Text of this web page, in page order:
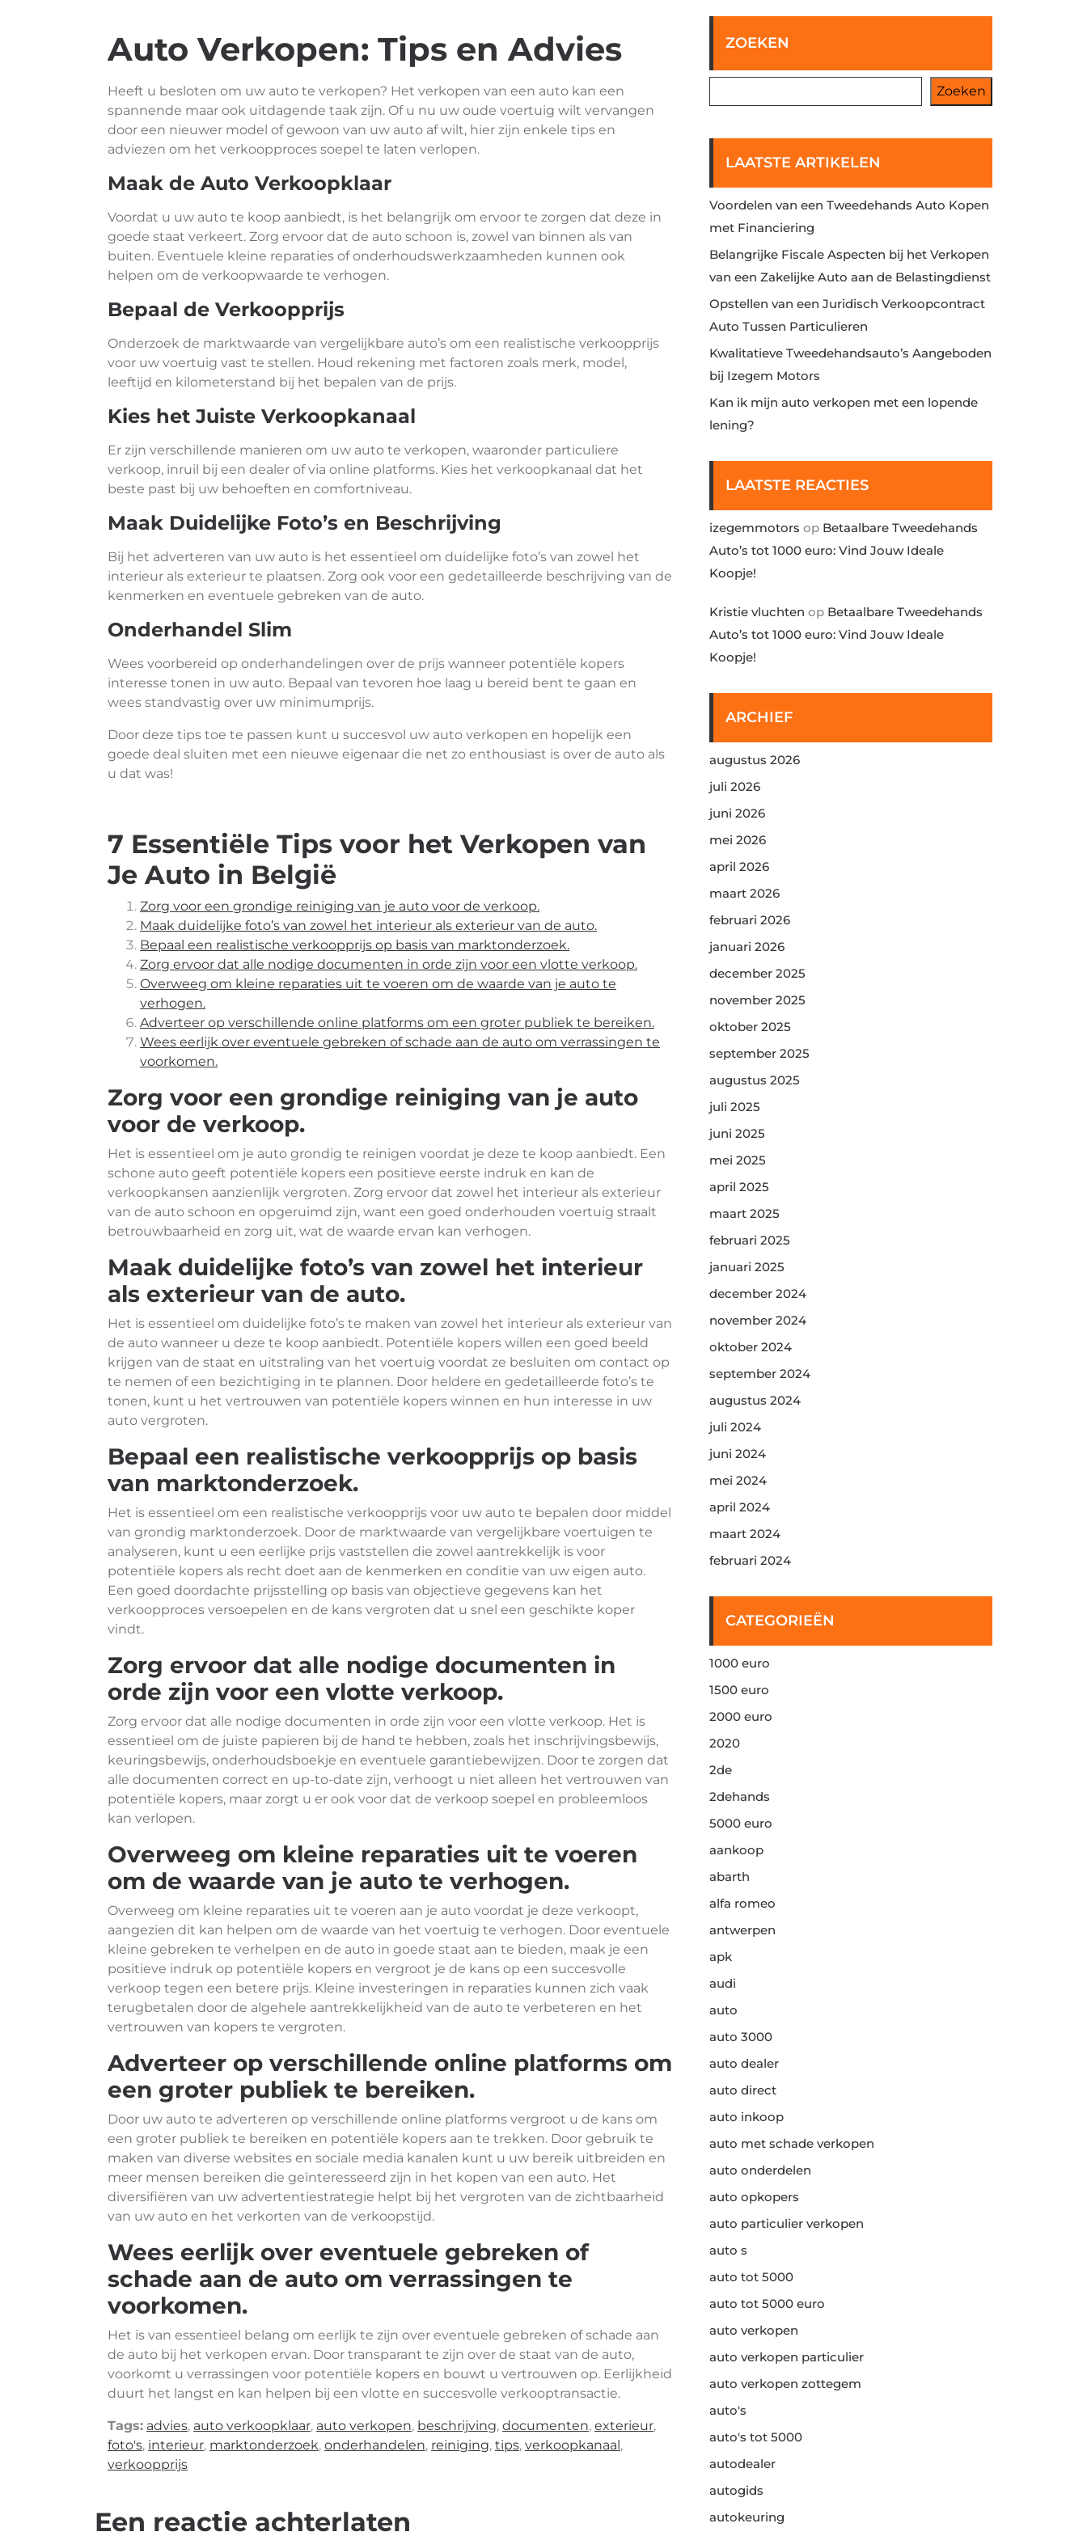
Auto Verkopen: Tips en Advies
Heeft u besloten om uw auto te verkopen? Het verkopen van een auto kan een
spannende maar ook uitdagende taak zijn. Of u nu uw oude voertuig wilt vervangen
door een nieuwer model of gewoon van uw auto af wilt, hier zijn enkele tips en
adviezen om het verkoopproces soepel te laten verlopen.
Maak de Auto Verkoopklaar
Voordat u uw auto te koop aanbiedt, is het belangrijk om ervoor te zorgen dat deze in
goede staat verkeert. Zorg ervoor dat de auto schoon is, zowel van binnen als van
buiten. Eventuele kleine reparaties of onderhoudswerkzaamheden kunnen ook
helpen om de verkoopwaarde te verhogen.
Bepaal de Verkoopprijs
Onderzoek de marktwaarde van vergelijkbare auto’s om een realistische verkoopprijs
voor uw voertuig vast te stellen. Houd rekening met factoren zoals merk, model,
leeftijd en kilometerstand bij het bepalen van de prijs.
Kies het Juiste Verkoopkanaal
Er zijn verschillende manieren om uw auto te verkopen, waaronder particuliere
verkoop, inruil bij een dealer of via online platforms. Kies het verkoopkanaal dat het
beste past bij uw behoeften en comfortniveau.
Maak Duidelijke Foto’s en Beschrijving
Bij het adverteren van uw auto is het essentieel om duidelijke foto’s van zowel het
interieur als exterieur te plaatsen. Zorg ook voor een gedetailleerde beschrijving van de
kenmerken en eventuele gebreken van de auto.
Onderhandel Slim
Wees voorbereid op onderhandelingen over de prijs wanneer potentiële kopers
interesse tonen in uw auto. Bepaal van tevoren hoe laag u bereid bent te gaan en
wees standvastig over uw minimumprijs.
Door deze tips toe te passen kunt u succesvol uw auto verkopen en hopelijk een
goede deal sluiten met een nieuwe eigenaar die net zo enthousiast is over de auto als
u dat was!
7 Essentiële Tips voor het Verkopen van
Je Auto in België
Zorg voor een grondige reiniging van je auto voor de verkoop.
Maak duidelijke foto’s van zowel het interieur als exterieur van de auto.
Bepaal een realistische verkoopprijs op basis van marktonderzoek.
Zorg ervoor dat alle nodige documenten in orde zijn voor een vlotte verkoop.
Overweeg om kleine reparaties uit te voeren om de waarde van je auto te
verhogen.
Adverteer op verschillende online platforms om een groter publiek te bereiken.
Wees eerlijk over eventuele gebreken of schade aan de auto om verrassingen te
voorkomen.
Zorg voor een grondige reiniging van je auto
voor de verkoop.
Het is essentieel om je auto grondig te reinigen voordat je deze te koop aanbiedt. Een
schone auto geeft potentiële kopers een positieve eerste indruk en kan de
verkoopkansen aanzienlijk vergroten. Zorg ervoor dat zowel het interieur als exterieur
van de auto schoon en opgeruimd zijn, want een goed onderhouden voertuig straalt
betrouwbaarheid en zorg uit, wat de waarde ervan kan verhogen.
Maak duidelijke foto’s van zowel het interieur
als exterieur van de auto.
Het is essentieel om duidelijke foto’s te maken van zowel het interieur als exterieur van
de auto wanneer u deze te koop aanbiedt. Potentiële kopers willen een goed beeld
krijgen van de staat en uitstraling van het voertuig voordat ze besluiten om contact op
te nemen of een bezichtiging in te plannen. Door heldere en gedetailleerde foto’s te
tonen, kunt u het vertrouwen van potentiële kopers winnen en hun interesse in uw
auto vergroten.
Bepaal een realistische verkoopprijs op basis
van marktonderzoek.
Het is essentieel om een realistische verkoopprijs voor uw auto te bepalen door middel
van grondig marktonderzoek. Door de marktwaarde van vergelijkbare voertuigen te
analyseren, kunt u een eerlijke prijs vaststellen die zowel aantrekkelijk is voor
potentiële kopers als recht doet aan de kenmerken en conditie van uw eigen auto.
Een goed doordachte prijsstelling op basis van objectieve gegevens kan het
verkoopproces versoepelen en de kans vergroten dat u snel een geschikte koper
vindt.
Zorg ervoor dat alle nodige documenten in
orde zijn voor een vlotte verkoop.
Zorg ervoor dat alle nodige documenten in orde zijn voor een vlotte verkoop. Het is
essentieel om de juiste papieren bij de hand te hebben, zoals het inschrijvingsbewijs,
keuringsbewijs, onderhoudsboekje en eventuele garantiebewijzen. Door te zorgen dat
alle documenten correct en up-to-date zijn, verhoogt u niet alleen het vertrouwen van
potentiële kopers, maar zorgt u er ook voor dat de verkoop soepel en probleemloos
kan verlopen.
Overweeg om kleine reparaties uit te voeren
om de waarde van je auto te verhogen.
Overweeg om kleine reparaties uit te voeren aan je auto voordat je deze verkoopt,
aangezien dit kan helpen om de waarde van het voertuig te verhogen. Door eventuele
kleine gebreken te verhelpen en de auto in goede staat aan te bieden, maak je een
positieve indruk op potentiële kopers en vergroot je de kans op een succesvolle
verkoop tegen een betere prijs. Kleine investeringen in reparaties kunnen zich vaak
terugbetalen door de algehele aantrekkelijkheid van de auto te verbeteren en het
vertrouwen van kopers te vergroten.
Adverteer op verschillende online platforms om
een groter publiek te bereiken.
Door uw auto te adverteren op verschillende online platforms vergroot u de kans om
een groter publiek te bereiken en potentiële kopers aan te trekken. Door gebruik te
maken van diverse websites en sociale media kanalen kunt u uw bereik uitbreiden en
meer mensen bereiken die geïnteresseerd zijn in het kopen van een auto. Het
diversifiëren van uw advertentiestrategie helpt bij het vergroten van de zichtbaarheid
van uw auto en het verkorten van de verkoopstijd.
Wees eerlijk over eventuele gebreken of
schade aan de auto om verrassingen te
voorkomen.
Het is van essentieel belang om eerlijk te zijn over eventuele gebreken of schade aan
de auto bij het verkopen ervan. Door transparant te zijn over de staat van de auto,
voorkomt u verrassingen voor potentiële kopers en bouwt u vertrouwen op. Eerlijkheid
duurt het langst en kan helpen bij een vlotte en succesvolle verkooptransactie.
Tags: advies, auto verkoopklaar, auto verkopen, beschrijving, documenten, exterieur,
foto's, interieur, marktonderzoek, onderhandelen, reiniging, tips, verkoopkanaal,
verkoopprijs
Een reactie achterlaten
ZOEKEN
Zoeken
LAATSTE ARTIKELEN
Voordelen van een Tweedehands Auto Kopen
met Financiering
Belangrijke Fiscale Aspecten bij het Verkopen
van een Zakelijke Auto aan de Belastingdienst
Opstellen van een Juridisch Verkoopcontract
Auto Tussen Particulieren
Kwalitatieve Tweedehandsauto’s Aangeboden
bij Izegem Motors
Kan ik mijn auto verkopen met een lopende
lening?
LAATSTE REACTIES
izegemmotors op Betaalbare Tweedehands
Auto’s tot 1000 euro: Vind Jouw Ideale
Koopje!
Kristie vluchten op Betaalbare Tweedehands
Auto’s tot 1000 euro: Vind Jouw Ideale
Koopje!
ARCHIEF
augustus 2026
juli 2026
juni 2026
mei 2026
april 2026
maart 2026
februari 2026
januari 2026
december 2025
november 2025
oktober 2025
september 2025
augustus 2025
juli 2025
juni 2025
mei 2025
april 2025
maart 2025
februari 2025
januari 2025
december 2024
november 2024
oktober 2024
september 2024
augustus 2024
juli 2024
juni 2024
mei 2024
april 2024
maart 2024
februari 2024
CATEGORIEËN
1000 euro
1500 euro
2000 euro
2020
2de
2dehands
5000 euro
aankoop
abarth
alfa romeo
antwerpen
apk
audi
auto
auto 3000
auto dealer
auto direct
auto inkoop
auto met schade verkopen
auto onderdelen
auto opkopers
auto particulier verkopen
auto s
auto tot 5000
auto tot 5000 euro
auto verkopen
auto verkopen particulier
auto verkopen zottegem
auto's
auto's tot 5000
autodealer
autogids
autokeuring